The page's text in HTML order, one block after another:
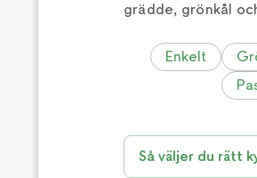
grädde, grönkål
Enkelt
Så väljer du rätt